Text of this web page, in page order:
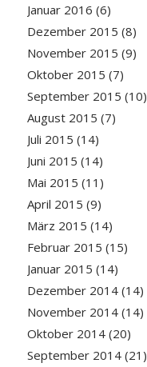
Januar 2016 (6)
Dezember 2015 (8)
November 2015 (9)
Oktober 2015 (7)
September 2015 (10)
August 2015 (7)
Juli 2015 (14)
Juni 2015 (14)
Mai 2015 (11)
April 2015 (9)
März 2015 (14)
Februar 2015 (15)
Januar 2015 (14)
Dezember 2014(14)
November 2014(14)
Oktober 2014(20)
September 2014(21)